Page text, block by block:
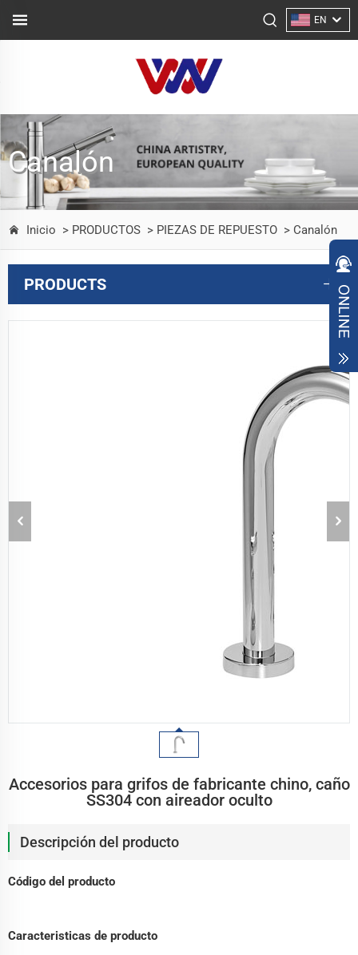
EN
Canalón
Inicio > PRODUCTOS > PIEZAS DE REPUESTO > Canalón
PRODUCTS
Accesorios para grifos de fabricante chino, caño
SS304 con aireador oculto
Descripción del producto
Código del producto
Caracteristicas de producto